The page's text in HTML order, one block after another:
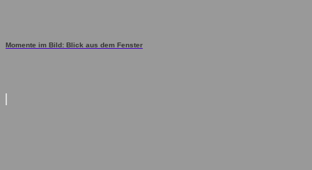
Momente im Bild: Blick aus dem Fenster